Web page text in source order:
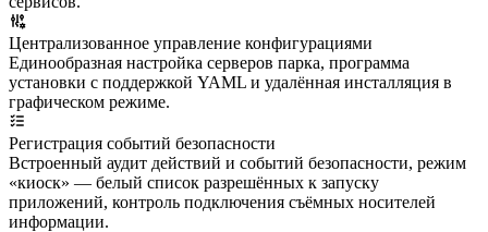
Централизованное управление конфигурациями
Единообразная настройка серверов парка, программа
установки с поддержкой YAML и удалённая инсталляция в
графическом режиме.
Регистрация событий безопасности
Встроенный аудит действий и событий безопасности, режим
«киоск» — белый список разрешённых к запуску
приложений, контроль подключения съёмных носителей
информации.